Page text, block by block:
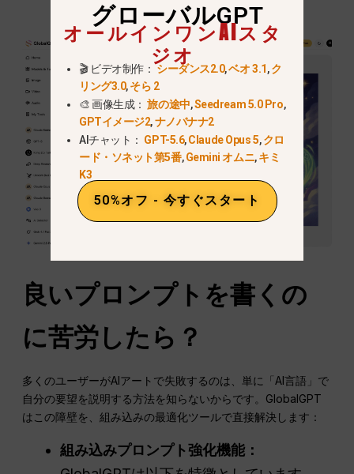
良いプロンプトを書くの
に苦労したら？
多くのユーザーがAIアートで失敗するのは、単に「AI言語」で
自分の要望を説明する方法を知らないからです。GlobalGPT
はこの障壁を、組み込みの最適化ツールで直接解決します：
組み込みプロンプト強化機能：
グローバルGPT
オールインワンAIスタ
ジオ
🎬 ビデオ制作：シーダンス2.0,ベオ 3.1,ク
リング3.0,そら 2
🎨 画像生成：旅の途中,Seedream 5.0 Pro,
GPTイメージ2,ナノバナナ2
AIチャット： GPT-5.6,Claude Opus 5,クロ
ード・ソネット第5番,Gemini オムニ,キミ
K3
50%オフ - 今すぐスタート